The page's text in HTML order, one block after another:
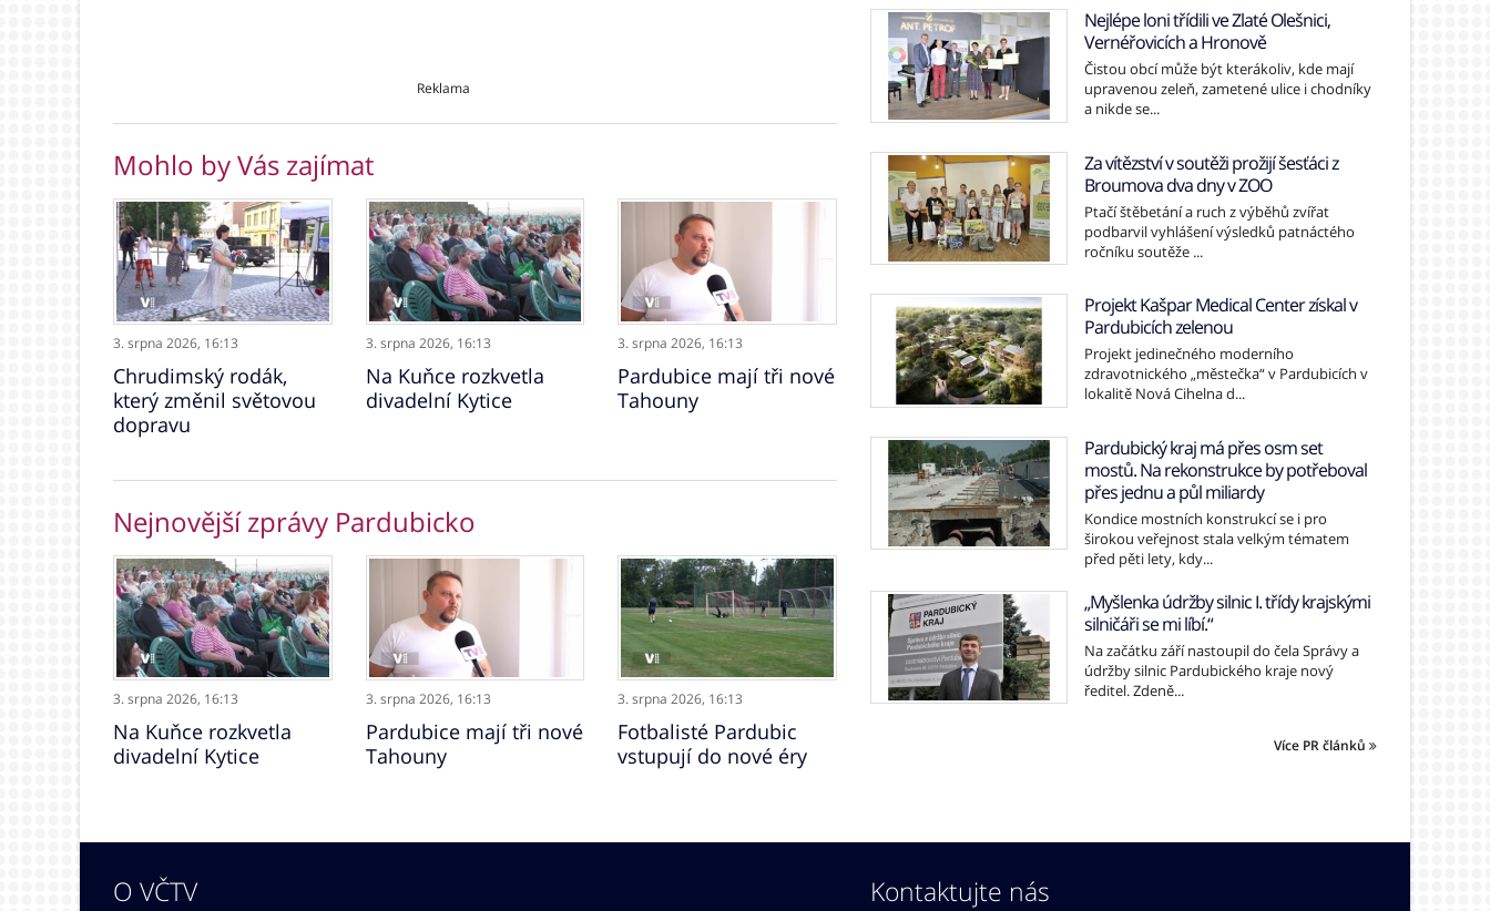
Reklama
Mohlo by Vás zajímat
3. srpna 2026, 16:13
Chrudimský rodák,
který změnil světovou
dopravu
3. srpna 2026, 16:13
Na Kuňce rozkvetla
divadelní Kytice
3. srpna 2026, 16:13
Pardubice mají tři nové
Tahouny
Nejnovější zprávy Pardubicko
3. srpna 2026, 16:13
Na Kuňce rozkvetla
divadelní Kytice
3. srpna 2026, 16:13
Pardubice mají tři nové
Tahouny
3. srpna 2026, 16:13
Fotbalisté Pardubic
vstupují do nové éry
Nejlépe loni třídili ve Zlaté Olešnici,
Vernéřovicích a Hronově
Čistou obcí může být kterákoliv, kde mají
upravenou zeleň, zametené ulice i chodníky
a nikde se...
Za vítězství v soutěži prožijí šesťáci z
Broumova dva dny v ZOO
Ptačí štěbetání a ruch z výběhů zvířat
podbarvil vyhlášení výsledků patnáctého
ročníku soutěže ...
Projekt Kašpar Medical Center získal v
Pardubicích zelenou
Projekt jedinečného moderního
zdravotnického „městečka“ v Pardubicích v
lokalitě Nová Cihelna d...
Pardubický kraj má přes osm set
mostů. Na rekonstrukce by potřeboval
přes jednu a půl miliardy
Kondice mostních konstrukcí se i pro
širokou veřejnost stala velkým tématem
před pěti lety, kdy...
„Myšlenka údržby silnic I. třídy krajskými
silničáři se mi líbí.“
Na začátku září nastoupil do čela Správy a
údržby silnic Pardubického kraje nový
ředitel. Zdeně...
Více PR článků
O VČTV Kontaktujte nás